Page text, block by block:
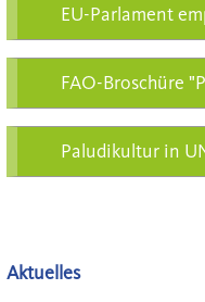
EU-Parlament
FAO-Broschüre
Paludikultur in
Aktuelles